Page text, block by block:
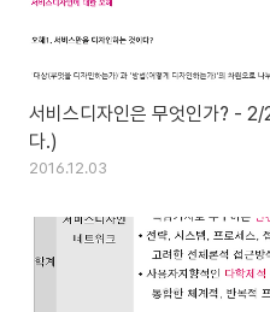
서비스디자인은 무엇인가? -
다.)
2016.12.03